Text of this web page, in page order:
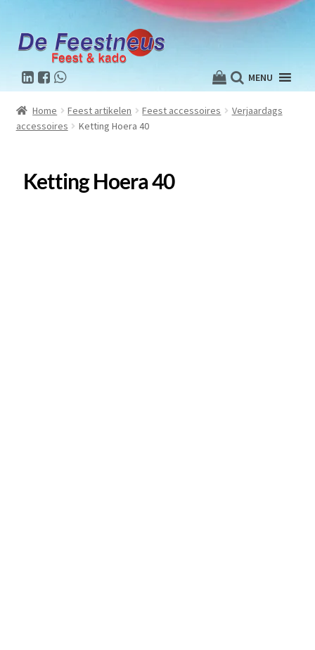
MENU
Home Feest artikelen Feest accessoires
Verjaardags
accessoires
Ketting Hoera 40
Ketting Hoera 40